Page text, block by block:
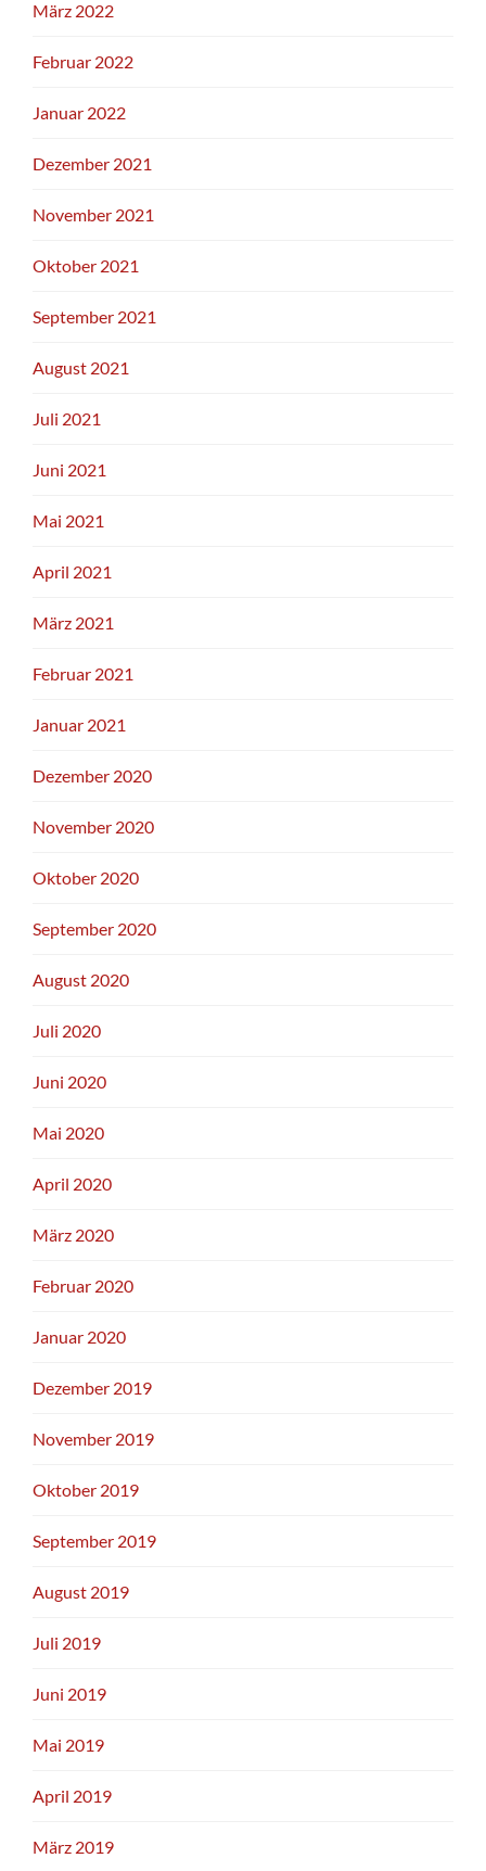
März 2022
Februar 2022
Januar 2022
Dezember 2021
November 2021
Oktober 2021
September 2021
August 2021
Juli 2021
Juni 2021
Mai 2021
April 2021
März 2021
Februar 2021
Januar 2021
Dezember 2020
November 2020
Oktober 2020
September 2020
August 2020
Juli 2020
Juni 2020
Mai 2020
April 2020
März 2020
Februar 2020
Januar 2020
Dezember 2019
November 2019
Oktober 2019
September 2019
August 2019
Juli 2019
Juni 2019
Mai 2019
April 2019
März 2019